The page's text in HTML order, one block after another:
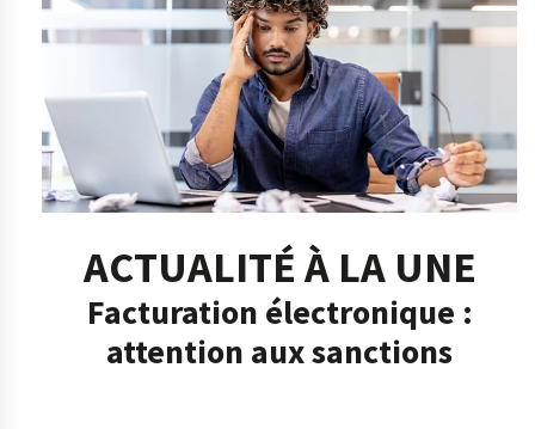
ACTUALITÉ À LA UNE
Facturation électronique :
attention aux sanctions